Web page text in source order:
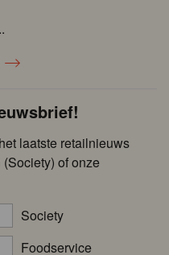
laatste retailnieuws
of onze
Society
Foodservice